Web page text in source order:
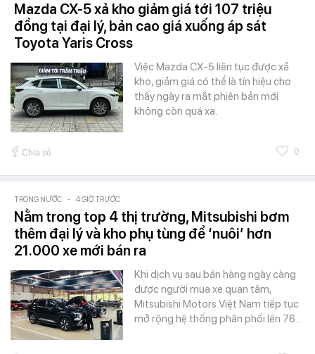
Mazda CX-5 xả kho giảm giá tới 107 triệu
đồng tại đại lý, bản cao giá xuống áp sát
Toyota Yaris Cross
Việc Mazda CX-5 liên tục được xả
kho, giảm giá có thể là tín hiệu cho
thấy ngày ra mắt phiên bản mới
không còn quá xa.
Chia sẻ 0
TRONG NƯỚC - 4 GIỜ TRƯỚC
Nằm trong top 4 thị trường, Mitsubishi bơm
thêm đại lý và kho phụ tùng để ‘nuôi’ hơn
21.000 xe mới bán ra
Khi dịch vụ sau bán hàng ngày càng
được người mua xe quan tâm,
Mitsubishi Motors Việt Nam tiếp tục
mở rộng hệ thống phân phối lên 76…